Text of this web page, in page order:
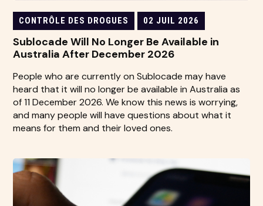
CONTRÔLE DES DROGUES 02 JUIL 2026
Sublocade Will No Longer Be Available in
Australia After December 2026
People who are currently on Sublocade may have
heard that it will no longer be available in Australia as
of 11 December 2026. We know this news is worrying,
and many people will have questions about what it
means for them and their loved ones.